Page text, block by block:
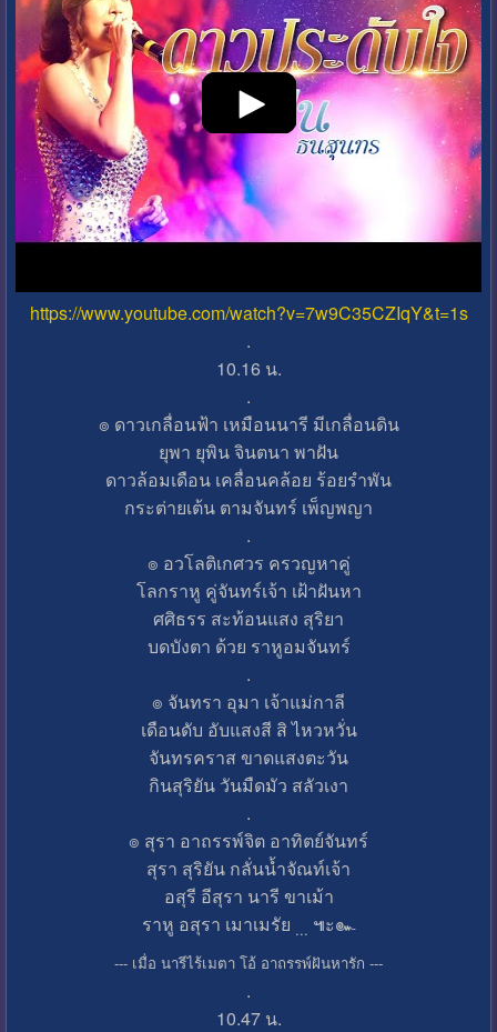
https://www.youtube.com/watch?v=7w9C35CZIqY&t=1s
.
10.16 น.
.
๏ ดาวเกลื่อนฟ้า เหมือนนารี มีเกลื่อนดิน
ยุพา ยุพิน จินตนา พาฝัน
ดาวล้อมเดือน เคลื่อนคล้อย ร้อยรำพัน
กระต่ายเต้น ตามจันทร์ เพ็ญพญา
.
๏ อวโลติเกศวร ครวญหาคู่
โลกราหู คู่จันทร์เจ้า เฝ้าฝันหา
ศศิธรร สะท้อนแสง สุริยา
บดบังตา ด้วย ราหูอมจันทร์
.
๏ จันทรา อุมา เจ้าแม่กาลี
เดือนดับ อับแสงสี สิ ไหวหวั่น
จันทรคราส ขาดแสงตะวัน
กินสุริยัน วันมืดมัว สลัวเงา
.
๏ สุรา อาถรรพ์จิต อาทิตย์จันทร์
สุรา สุริยัน กลั่นน้ำจัณท์เจ้า
อสุรี อีสุรา นารี ขาเม้า
ราหู อสุรา เมาเมรัย ... ๚ะ๛
--- เมื่อ นารีไร้เมตา โอ้ อาถรรพ์ฝันหารัก ---
.
10.47 น.